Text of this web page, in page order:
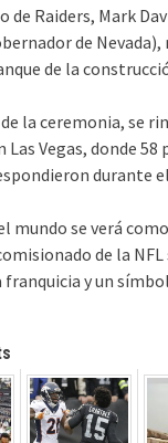
de Raiders, Mark
de
de la
la ceremonia, se
Las Vegas, donde
durante
mundo se verá
de la
y un